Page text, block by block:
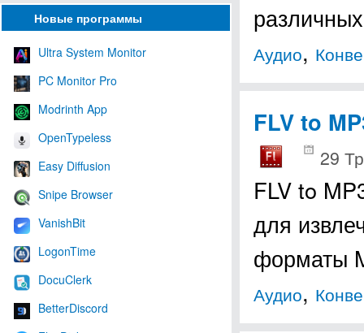
Новые программы
Ultra System Monitor
PC Monitor Pro
Modrinth App
OpenTypeless
Easy Diffusion
Snipe Browser
VanishBit
LogonTime
DocuClerk
BetterDiscord
Аудио,
FLV to
29
FLV to
для
форматы
Аудио,